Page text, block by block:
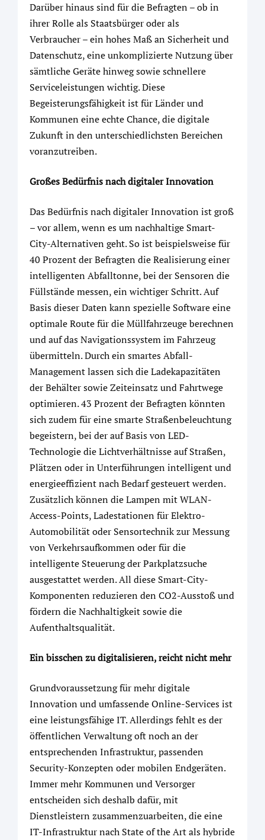
Darüber hi­naus sind für die Befragten – ob in
ihrer Rolle als Staatsbürger oder als
Verbraucher – ein hohes Maß an Sicherheit und
Datenschutz, eine unkomplizierte Nutzung über
sämtliche Geräte hinweg sowie schnellere
Serviceleistungen wichtig. Diese
Begeisterungsfähigkeit ist für Länder und
Kommunen eine echte Chance, die digitale
Zukunft in den unterschiedlichsten Bereichen
voranzutreiben.
Großes Bedürfnis nach digitaler Innovation
Das Bedürfnis nach digitaler Innovation ist groß
– vor allem, wenn es um nachhaltige Smart-
City-Alternativen geht. So ist beispielsweise für
40 Prozent der Befragten die Realisierung einer
intelligenten Abfalltonne, bei der Sensoren die
Füllstände messen, ein wichtiger Schritt. Auf
Basis dieser Daten kann spezielle Software eine
optimale Route für die Müllfahrzeuge berechnen
und auf das Navigationssystem im Fahrzeug
übermitteln. Durch ein smartes Abfall-
Management lassen sich die Ladekapazitäten
der Behälter sowie Zeiteinsatz und Fahrtwege
optimieren. 43 Prozent der Befragten könnten
sich zudem für eine smarte Straßenbeleuchtung
begeistern, bei der auf Basis von LED-
Technologie die Lichtverhältnisse auf Straßen,
Plätzen oder in Unterführungen intelligent und
energieeffizient nach Bedarf gesteuert werden.
Zusätzlich können die Lampen mit WLAN-
Access-Points, Ladestationen für Elektro-
Automobilität oder Sensortechnik zur Messung
von Verkehrsaufkommen oder für die
intelligente Steuerung der Parkplatzsuche
ausgestattet werden. All diese Smart-City-
Komponenten reduzieren den CO2-Ausstoß und
fördern die Nachhaltigkeit sowie die
Aufenthaltsqualität.
Ein bisschen zu digitalisieren, reicht nicht mehr
Grundvoraussetzung für mehr digitale
Innovation und umfassende Online-Services ist
eine leistungsfähige IT. Allerdings fehlt es der
öffentlichen Verwaltung oft noch an der
entsprechenden Infrastruktur, passenden
Security-Konzepten oder mobilen Endgeräten.
Immer mehr Kommunen und Versorger
entscheiden sich deshalb dafür, mit
Dienstleistern zusammenzuarbeiten, die eine
IT-Infrastruktur nach State of the Art als hybride